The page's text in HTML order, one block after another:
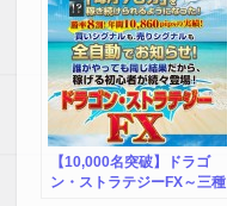
【10,000名突破】ドラゴ
ン・ストラテジーFX～三種